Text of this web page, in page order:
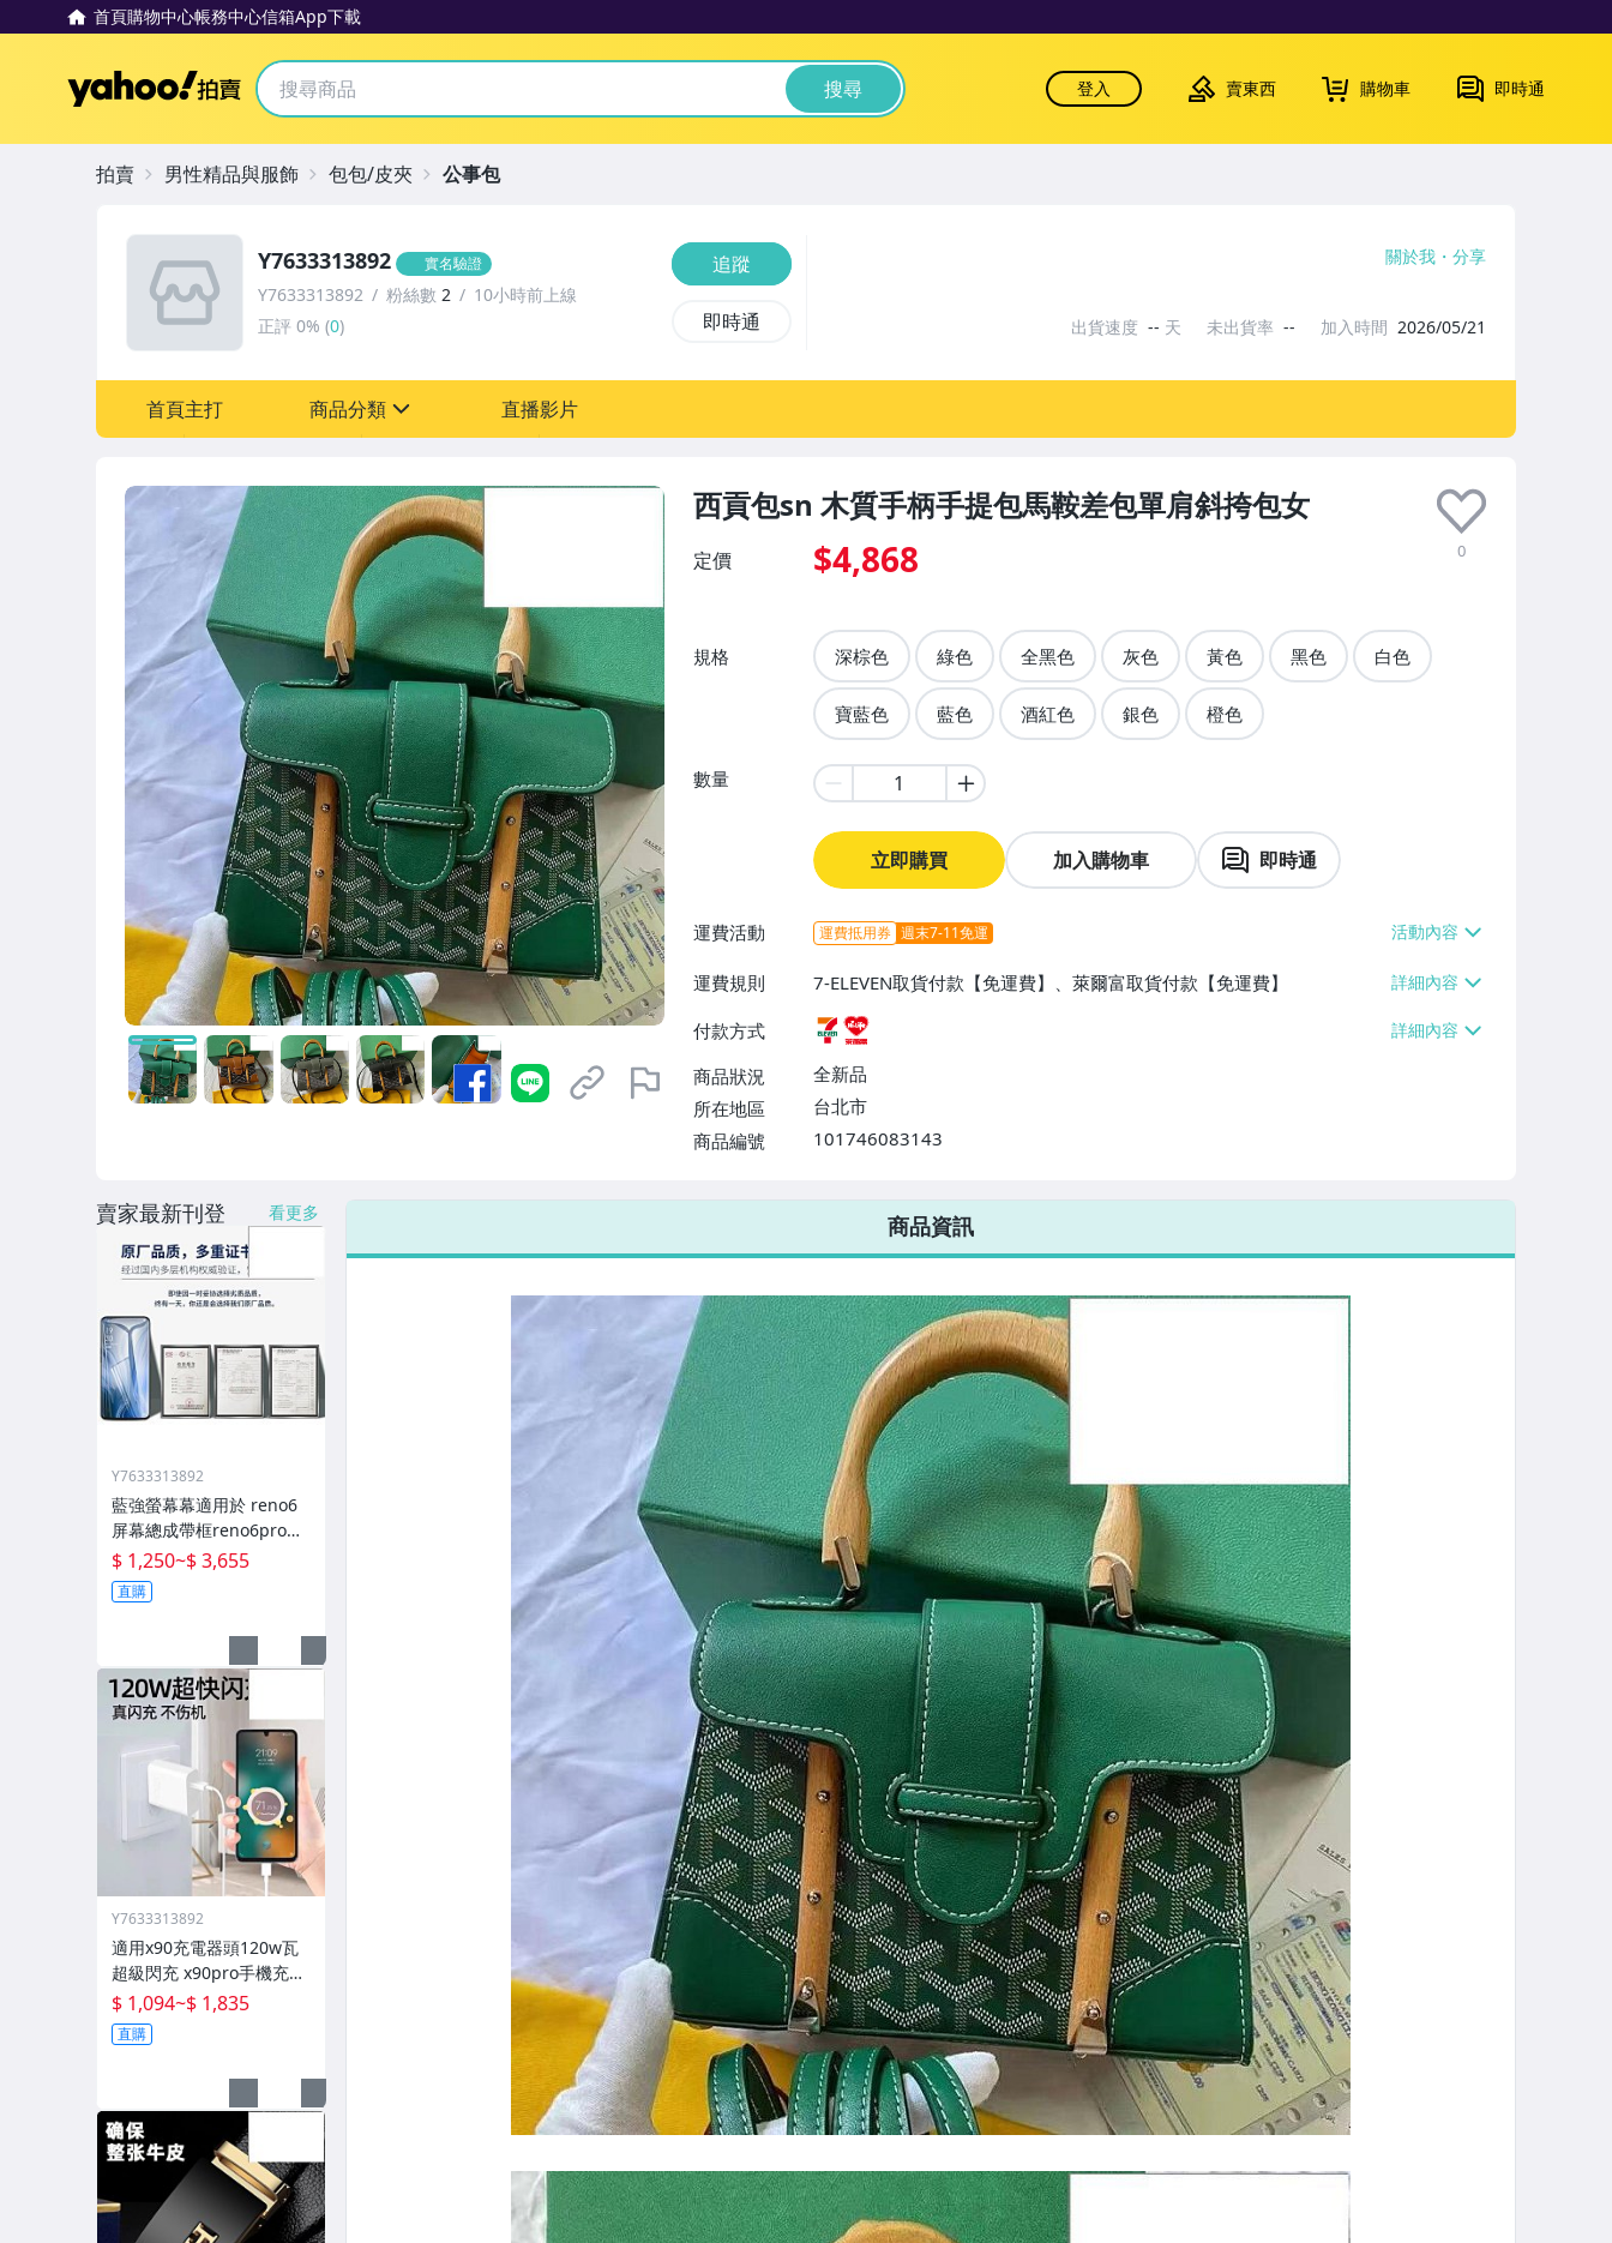
首頁購物中心帳務中心信箱App下載
Yahoo拍賣 搜尋 登入 賣東西 購物車 即時通
西貢包sn 木質手柄手提包馬鞍差包單肩斜挎包女
0
定價 $4,868
規格 深棕色 綠色 全黑色 灰色 黃色 黑色 白色
寶藍色 藍色 酒紅色 銀色 橙色
數量
立即購買 加入購物車 即時通
運費活動 運費抵用券 週末7-11免運
運費規則
7-ELEVEN取貨付款【免運費】、萊爾富取貨付款【免運費】
付款方式
商品狀況
全新品
所在地區
台北市
商品編號
101746083143
7-ELEVEN 運費只要38元
不限金額、筆數，筆筆優惠無限次！
Y7633313892 實名驗證
Y7633313892 粉絲數 2
10小時前上線
正評 0% (0)
追蹤
即時通
關於我 分享
出貨速度 -- 天 未出貨率 -- 加入時間 2026/05/21
首頁主打 商品分類
圖書/影音/文具
古董、藝術與礦石
手機、配件與通訊
美容保養與彩妝
電腦、平板與周邊
相機、攝影與周邊
運動、戶外與休閒
嬰幼兒與孕婦
汽機車精品百貨
居家、家具與園藝
玩具、模型與公仔
男性精品與服飾
手錶與飾品配件
女包精品與女鞋
直播影片
拍賣 男性精品與服飾 包包/皮夾 公事包
商品資訊
賣家最新刊登 看更多
Y7633313892
藍強螢幕幕適用於 reno6
屏幕總成帶框reno6pro手
機內外顯示屏拆機原廠更
換液晶玻璃維修一體屏內
屏外屏
$ 1,250~$ 3,655
直購
Y7633313892
適用x90充電器頭120w瓦
超級閃充 x90pro手機充電
頭pro快充插頭mcarney數
據線80w套裝
$ 1,094~$ 1,835
直購